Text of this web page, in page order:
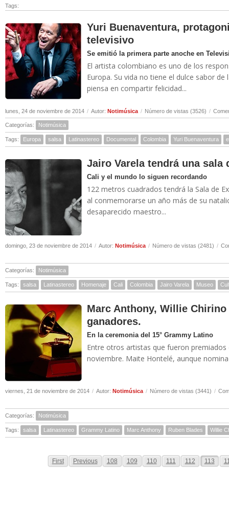
Tags:
Yuri Buenaventura,
televisivo
Se emitió la primera parte anoche en
El artista colombiano es uno de los
Europa. Su vida no tiene el dulce sabor
piensa en compartir felicidad...
lunes, 24 de noviembre de 2014 / Autor: Notimúsica / Número de vistas (3526) /
Categorías: Notimúsica
Tags: Europa salsa Latinastereo Documental Colombia Yuri Buenaventura
Jairo Varela tendrá una sala
Cali y el mundo lo siguen recordando
122 metros cuadrados tendrá la Sala de
al conmemorarse un año más de su
desaparecido maestro...
domingo, 23 de noviembre de 2014 / Autor: Notimúsica / Número de vistas (2481) /
Categorías: Notimúsica
Tags: salsa Latinastereo Homenaje Cali Colombia Jairo Varela Museo
Marc Anthony, Willie Chirino
ganadores.
En la ceremonia del 15° Grammy Latino
Entre otros artistas que fueron
noviembre. Maite Hontelé, aunque
viernes, 21 de noviembre de 2014 / Autor: Notimúsica / Número de vistas (3441) /
Categorías: Notimúsica
Tags: salsa Latinastereo Grammy Latino Marc Anthony Ruben Blades Willie
First Previous 108 109 110 111 112 113